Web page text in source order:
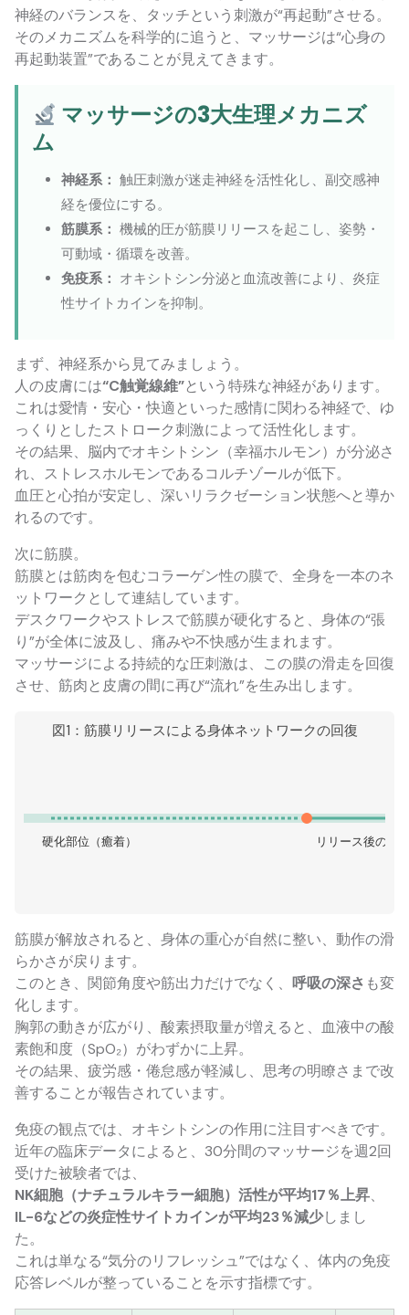
神経のバランスを、タッチという刺激が“再起動”させる。
そのメカニズムを科学的に追うと、マッサージは“心身の
再起動装置”であることが見えてきます。
マッサージの3大生理メカニズ
ム
神経系： 触圧刺激が迷走神経を活性化し、副交感神
経を優位にする。
筋膜系： 機械的圧が筋膜リリースを起こし、姿勢・
可動域・循環を改善。
免疫系： オキシトシン分泌と血流改善により、炎症
性サイトカインを抑制。
まず、神経系から見てみましょう。
人の皮膚には“C触覚線維”という特殊な神経があります。
これは愛情・安心・快適といった感情に関わる神経で、ゆ
っくりとしたストローク刺激によって活性化します。
その結果、脳内でオキシトシン（幸福ホルモン）が分泌さ
れ、ストレスホルモンであるコルチゾールが低下。
血圧と心拍が安定し、深いリラクゼーション状態へと導か
れるのです。
次に筋膜。
筋膜とは筋肉を包むコラーゲン性の膜で、全身を一本のネ
ットワークとして連結しています。
デスクワークやストレスで筋膜が硬化すると、身体の“張
り”が全体に波及し、痛みや不快感が生まれます。
マッサージによる持続的な圧刺激は、この膜の滑走を回復
させ、筋肉と皮膚の間に再び“流れ”を生み出します。
図1：筋膜リリースによる身体ネットワークの回復
硬化部位（癒着） リリース後の流
筋膜が解放されると、身体の重心が自然に整い、動作の滑
らかさが戻ります。
このとき、関節角度や筋出力だけでなく、 呼吸の深さ も変
化します。
胸郭の動きが広がり、酸素摂取量が増えると、血液中の酸
素飽和度（SpO₂）がわずかに上昇。
その結果、疲労感・倦怠感が軽減し、思考の明瞭さまで改
善することが報告されています。
免疫の観点では、オキシトシンの作用に注目すべきです。
近年の臨床データによると、30分間のマッサージを週2回
受けた被験者では、
NK細胞（ナチュラルキラー細胞）活性が平均17％上昇、
IL-6などの炎症性サイトカインが平均23％減少しまし
た。
これは単なる“気分のリフレッシュ”ではなく、体内の免疫
応答レベルが整っていることを示す指標です。